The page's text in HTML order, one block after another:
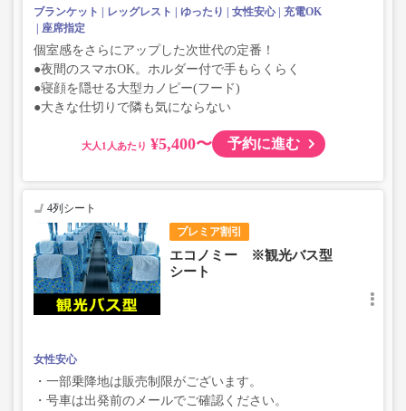
ブランケット レッグレスト ゆったり 女性安心
充電OK
座席指定
個室感をさらにアップした次世代の定番！
●夜間のスマホOK。ホルダー付で手もらくらく
●寝顔を隠せる大型カノピー(フード)
●大きな仕切りで隣も気にならない
大人 ¥5,400〜 予約に進む
プレミア割引
4列シート
エコノミー ※観光バス型
シート
女性安心
・一部乗降地は販売制限がございます。
・号車は出発前のメールでご確認ください。